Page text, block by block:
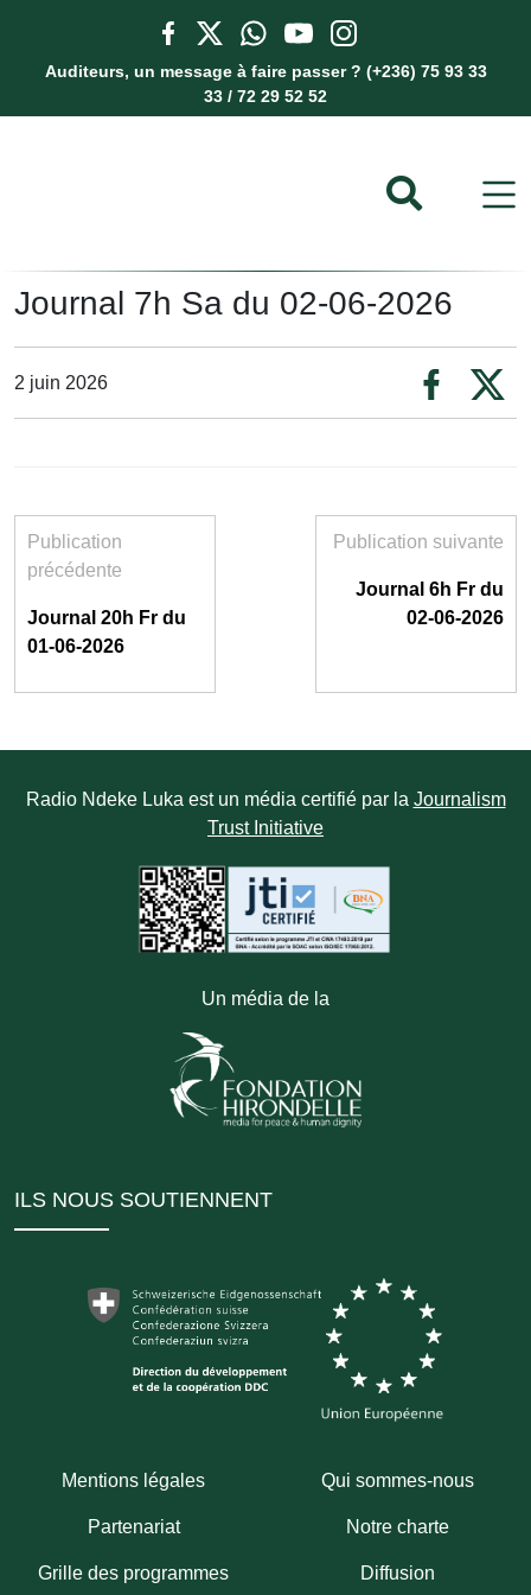
Auditeurs, un message à faire passer ? (+236) 75 93 33
33 / 72 29 52 52
Journal 7h Sa du 02-06-2026
2 juin 2026
Publication
précédente
Journal 20h Fr du
01-06-2026
Publication suivante
Journal 6h Fr du
02-06-2026
Radio Ndeke Luka est un média certifié par la Journalism
Trust Initiative
Un média de la
ILS NOUS SOUTIENNENT
Mentions légales Qui sommes-nous
Partenariat Notre charte
Grille des programmes Diffusion